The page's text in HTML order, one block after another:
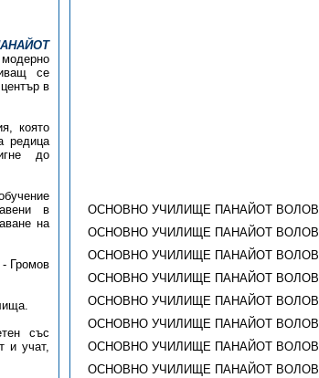
се
в
която
редица
до
в
на
Громов
със
и учат,
ОСНОВНО УЧИЛИЩЕ ПАНАЙОТ ВОЛОВ
ОСНОВНО УЧИЛИЩЕ ПАНАЙОТ ВОЛОВ
ОСНОВНО УЧИЛИЩЕ ПАНАЙОТ ВОЛОВ
ОСНОВНО УЧИЛИЩЕ ПАНАЙОТ ВОЛОВ
ОСНОВНО УЧИЛИЩЕ ПАНАЙОТ ВОЛОВ
ОСНОВНО УЧИЛИЩЕ ПАНАЙОТ ВОЛОВ
ОСНОВНО УЧИЛИЩЕ ПАНАЙОТ ВОЛОВ
ОСНОВНО УЧИЛИЩЕ ПАНАЙОТ ВОЛОВ